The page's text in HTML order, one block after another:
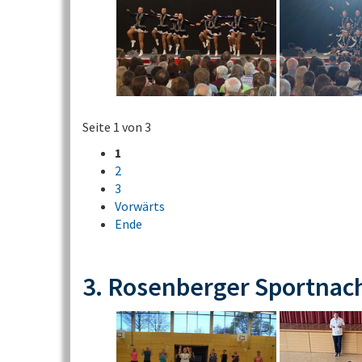
Seite 1 von 3
1
2
3
Vorwärts
Ende
3. Rosenberger